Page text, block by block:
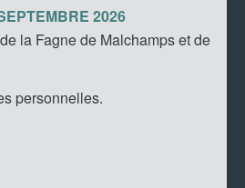
2026
la Fagne de Malchamps et de
personnelles.